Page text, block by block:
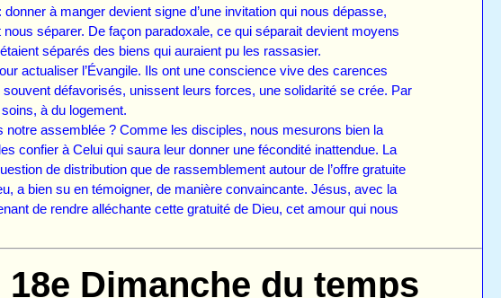
à manger devient signe d’une invitation qui nous dépasse,
séparer. De façon paradoxale, ce qui séparait devient moyens
étaient séparés des biens qui auraient pu les rassasier.
actualiser l’Évangile. Ils ont une conscience vive des carences
défavorisés, unissent leurs forces, une solidarité se crée. Par
à du logement.
assemblée ? Comme les disciples, nous mesurons bien la
confier à Celui qui saura leur donner une fécondité inattendue. La
de distribution que de rassemblement autour de l’offre gratuite
a bien su en témoigner, de manière convaincante. Jésus, avec la
de rendre alléchante cette gratuité de Dieu, cet amour qui nous
Dimanche du temps